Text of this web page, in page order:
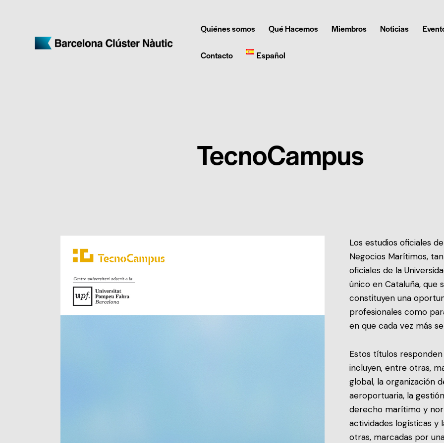
Quiénes somos Qué Hacemos Miembros Noticias
Contacto Español
TecnoCampus
Los estudios oficiales
Negocios Marítimos,
oficiales de la
único en Cataluña, que
constituyen una
profesionales como
en que cada vez más
Estos títulos
incluyen, entre otras,
global, la organización
aeroportuaria, la
derecho marítimo y
actividades logísticas y
otras, marcadas por